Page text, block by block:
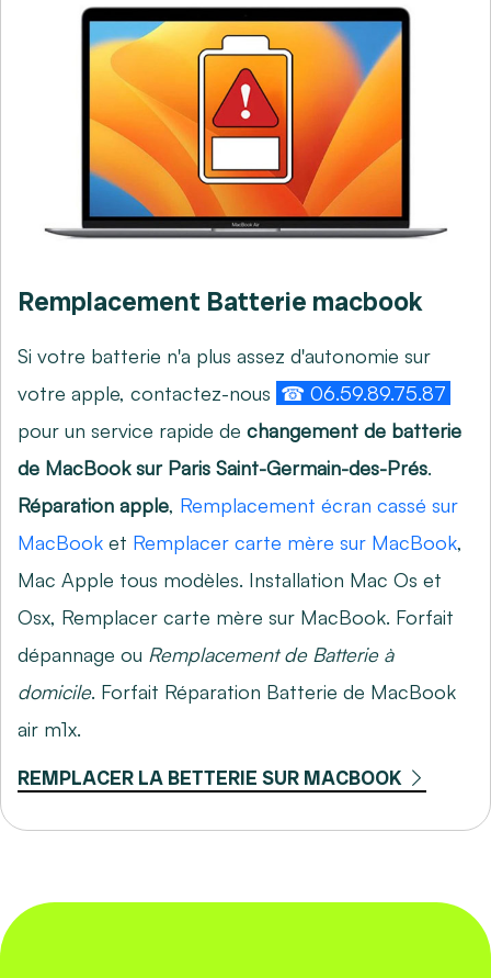
Remplacement Batterie macbook
Si votre batterie n'a plus assez d'autonomie sur
votre apple, contactez-nous ☎ 06.59.89.75.87
pour un service rapide de changement de batterie
de MacBook sur Paris Saint-Germain-des-Prés.
Réparation apple, Remplacement écran cassé sur
MacBook et Remplacer carte mère sur MacBook,
Mac Apple tous modèles. Installation Mac Os et
Osx, Remplacer carte mère sur MacBook. Forfait
dépannage ou Remplacement de Batterie à
domicile. Forfait Réparation Batterie de MacBook
air m1x.
REMPLACER LA BETTERIE SUR MACBOOK